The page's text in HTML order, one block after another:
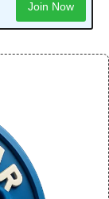
Join Now